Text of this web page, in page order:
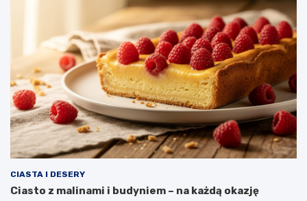
CIASTA I DESERY
Ciasto z malinami i budyniem – na każdą okazję